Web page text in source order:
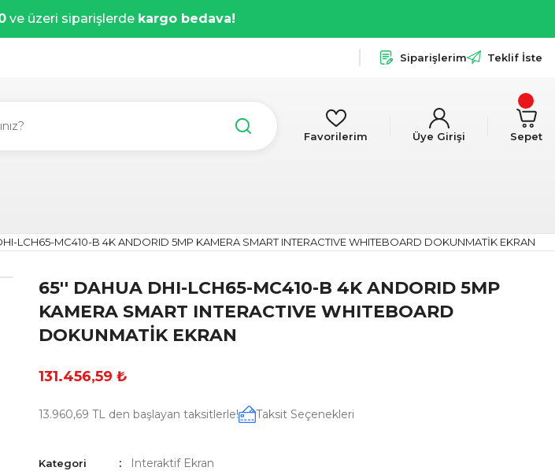
ve üzeri siparişlerde kargo bedava!
Siparişlerim Teklif İste
Favorilerim Üye Girişi Sepet
LCH65-MC410-B 4K ANDORID 5MP KAMERA SMART INTERACTIVE WHITEBOARD DOKUNMATİK EKRAN
65'' DAHUA DHI-LCH65-MC410-B 4K ANDORID 5MP
KAMERA SMART INTERACTIVE WHITEBOARD
DOKUNMATİK EKRAN
131.456,59 ₺
13.960,69 TL den başlayan taksitlerle! Taksit Seçenekleri
Kategori Interaktif Ekran